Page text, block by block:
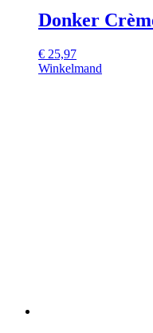
Donker
€ 25,97
Winkelmand